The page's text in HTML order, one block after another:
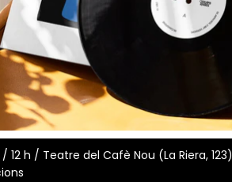
h / Teatre del Cafè Nou (La Riera, 123)